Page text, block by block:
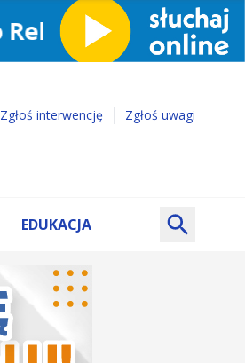
Zgłoś interwencję Zgłoś uwagi
EDUKACJA